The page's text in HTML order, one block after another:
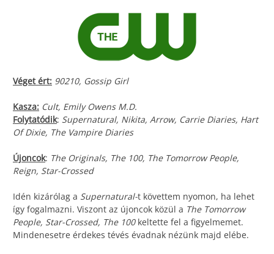
Véget ért: 90210, Gossip Girl
Kasza: Cult, Emily Owens M.D.
Folytatódik: Supernatural, Nikita, Arrow, Carrie Diaries, Hart
Of Dixie, The Vampire Diaries
Újoncok: The Originals, The 100, The Tomorrow People,
Reign, Star-Crossed
Idén kizárólag a Supernatural-t követtem nyomon, ha lehet
így fogalmazni. Viszont az újoncok közül a The Tomorrow
People, Star-Crossed, The 100keltette fel a figyelmemet.
Mindenesetre érdekes tévés évadnak nézünk majd elébe.